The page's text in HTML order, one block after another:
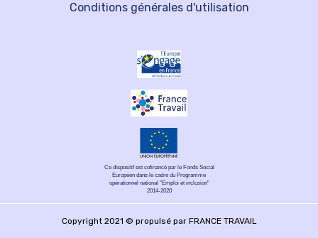
Conditions générales d'utilisation
Ce dispositif est cofinancé par le Fonds Social
Européen dans le cadre du Programme
opérationnel national "Emploi et inclusion"
2014-2020
Copyright 2021 © propulsé par FRANCE TRAVAIL